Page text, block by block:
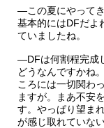
―この夏にやって
基本的にはDFだよ
ていましたね。
―DFは何割程完成
どうなんですかね
ころには一切関わ
ますが。まあ不安
す。やっぱり望ま
が感じ取れていな